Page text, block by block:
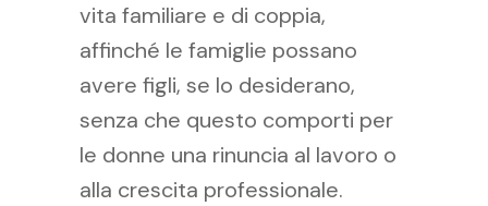
vita familiare e di coppia,
affinché le famiglie possano
avere figli, se lo desiderano,
senza che questo comporti per
le donne una rinuncia al lavoro o
alla crescita professionale.